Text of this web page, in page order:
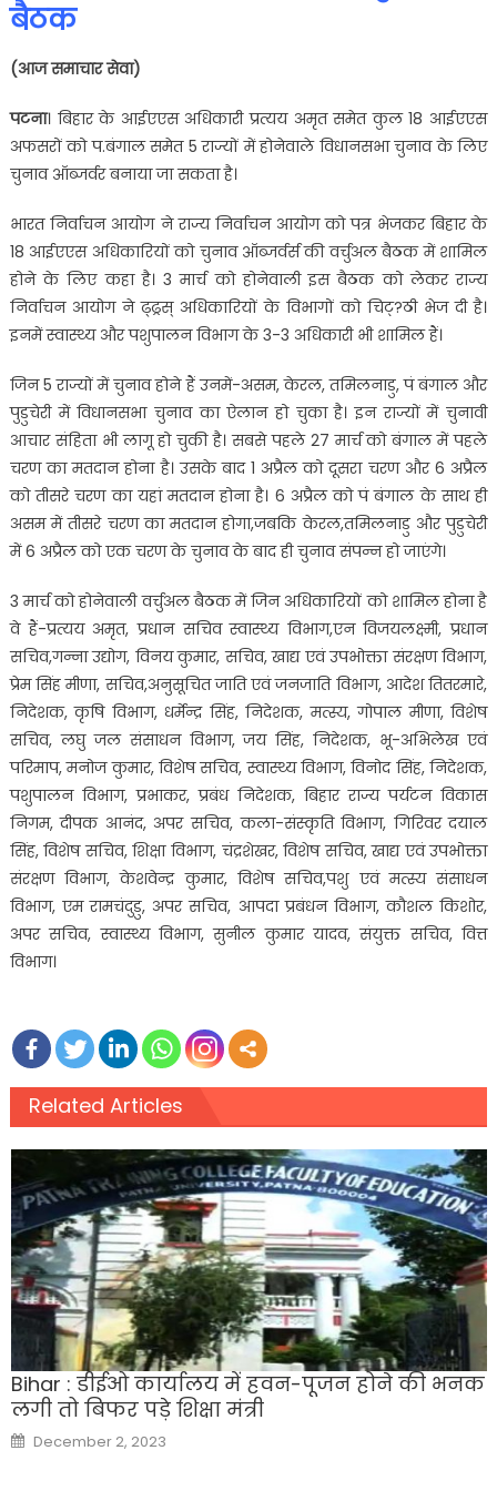
बैठक
(आज समाचार सेवा)
पटना। बिहार के आईएएस अधिकारी प्रत्यय अमृत समेत कुल 18 आईएएस
अफसरों को प.बंगाल समेत 5 राज्यों में होनेवाले विधानसभा चुनाव के लिए
चुनाव ऑब्जर्वर बनाया जा सकता है।
भारत निर्वाचन आयोग ने राज्य निर्वाचन आयोग को पत्र भेजकर बिहार के
18 आईएएस अधिकारियों को चुनाव ऑब्जर्वर्स की वर्चुअल बैठक में शामिल
होने के लिए कहा है। 3 मार्च को होनेवाली इस बैठक को लेकर राज्य
निर्वाचन आयोग ने ढ्ढ्रस् अधिकारियों के विभागों को चिट्?ठी भेज दी है।
इनमें स्वास्थ्य और पशुपालन विभाग के 3-3 अधिकारी भी शामिल हैं।
जिन 5 राज्यों में चुनाव होने हैं उनमें-असम, केरल, तमिलनाडु, पं बंगाल और
पुडुचेरी में विधानसभा चुनाव का ऐलान हो चुका है। इन राज्यों में चुनावी
आचार संहिता भी लागू हो चुकी है। सबसे पहले 27 मार्च को बंगाल में पहले
चरण का मतदान होना है। उसके बाद 1 अप्रैल को दूसरा चरण और 6 अप्रैल
को तीसरे चरण का यहां मतदान होना है। 6 अप्रैल को पं बंगाल के साथ ही
असम में तीसरे चरण का मतदान होगा,जबकि केरल,तमिलनाडु और पुडुचेरी
में 6 अप्रैल को एक चरण के चुनाव के बाद ही चुनाव संपन्न हो जाएंगे।
3 मार्च को होनेवाली वर्चुअल बैठक में जिन अधिकारियों को शामिल होना है
वे हैं-प्रत्यय अमृत, प्रधान सचिव स्वास्थ्य विभाग,एन विजयलक्ष्मी, प्रधान
सचिव,गन्ना उद्योग, विनय कुमार, सचिव, खाद्य एवं उपभोक्ता संरक्षण विभाग,
प्रेम सिंह मीणा, सचिव,अनुसूचित जाति एवं जनजाति विभाग, आदेश तितरमारे,
निदेशक, कृषि विभाग, धर्मेन्द्र सिंह, निदेशक, मत्स्य, गोपाल मीणा, विशेष
सचिव, लघु जल संसाधन विभाग, जय सिंह, निदेशक, भू-अभिलेख एवं
परिमाप, मनोज कुमार, विशेष सचिव, स्वास्थ्य विभाग, विनोद सिंह, निदेशक,
पशुपालन विभाग, प्रभाकर, प्रबंध निदेशक, बिहार राज्य पर्यटन विकास
निगम, दीपक आनंद, अपर सचिव, कला-संस्कृति विभाग, गिरिवर दयाल
सिंह, विशेष सचिव, शिक्षा विभाग, चंद्रशेखर, विशेष सचिव, खाद्य एवं उपभोक्ता
संरक्षण विभाग, केशवेन्द्र कुमार, विशेष सचिव,पशु एवं मत्स्य संसाधन
विभाग, एम रामचंदुडु, अपर सचिव, आपदा प्रबंधन विभाग, कौशल किशोर,
अपर सचिव, स्वास्थ्य विभाग, सुनील कुमार यादव, संयुक्त सचिव, वित्त
विभाग।
Related Articles
Bihar : डीईओ कार्यालय में हवन-पूजन होने की भनक
लगी तो बिफर पड़े शिक्षा मंत्री
Posted
on
December 2, 2023